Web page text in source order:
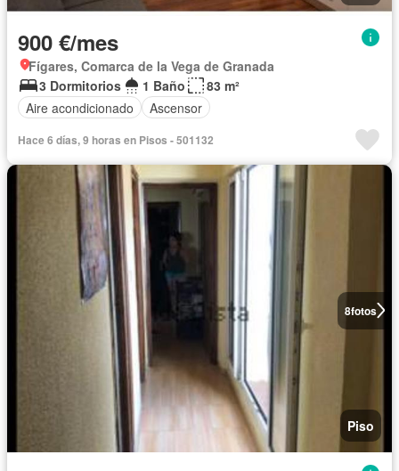
900 €/mes
Fígares, Comarca de la Vega de Granada
3 Dormitorios
1 Baño
83 m²
Aire acondicionado
Ascensor
Hace 6 días, 9 horas en Pisos - 501132
8fotos
Piso